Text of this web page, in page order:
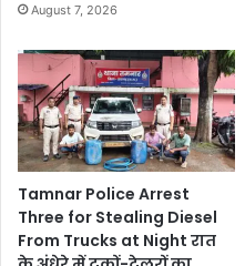
August 7, 2026
Tamnar Police Arrest
Three for Stealing Diesel
From Trucks at Night रात